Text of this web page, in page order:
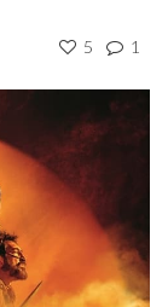
5 1